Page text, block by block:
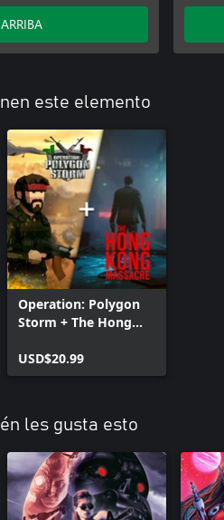
este elemento
Operation: Polygon
Storm + The Hong
Bundle
USD$20.99
les gusta esto